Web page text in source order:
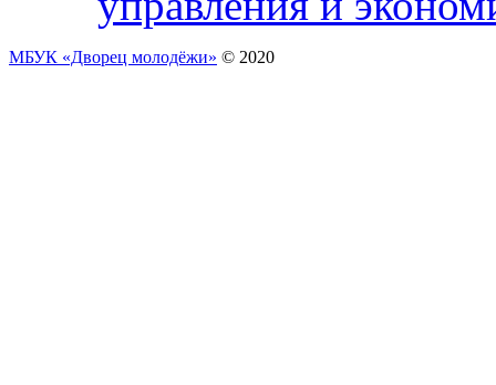
МБУК «Дворец молодёжи» © 2020